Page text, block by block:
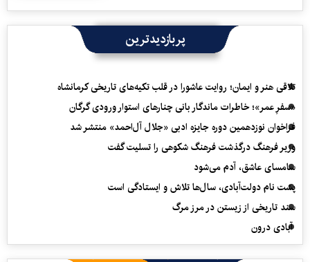
پربازدیدترین
تلاقی هنر و ایمان؛ روایت عاشورا در قلب تکیه‌های تاریخی کرمانشاه
«سفرِ عمر»؛ خاطرات ماندگار بانی چنارهای استوار ورودی گرگان
فراخوان نوزدهمین دوره جایزه ادبی «جلال آل‌احمد» منتشر شد
وزیر فرهنگ درگذشت فرهنگ شکوهی را تسلیت گفت
سامسای عاشق، آدم می‌شود
پشت نام دولت‌آبادی، سال‌ها تلاش و ایستادگی است
سند تاریخی از زیستن در مرز مرگ
آبادی درون